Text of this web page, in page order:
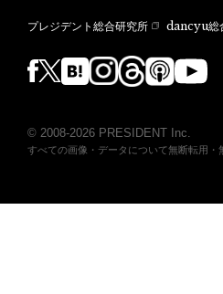
プレジデント総合研究所 dancyu総
© 2008-2026 PRESIDENT Inc.
すべての画像・データについて無断転用・